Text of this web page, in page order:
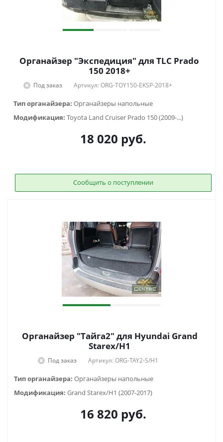
Органайзер "Экспедиция" для TLC Prado
150 2018+
Под заказ Артикул: ORG-TOY150-EKSP-2018+
Тип органайзера: Органайзеры напольные
Модификация: Toyota Land Cruiser Prado 150 (2009-...)
18 020 руб.
Сообщить о поступлении
Органайзер "Тайга2" для Hyundai Grand
Starex/H1
Под заказ Артикул: ORG-TAY2-S/H1
Тип органайзера: Органайзеры напольные
Модификация: Grand Starex/H1 (2007-2017)
16 820 руб.